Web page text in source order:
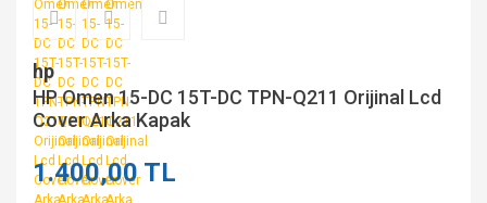
hp
HP Omen 15-DC 15T-DC TPN-Q211 Orijinal Lcd
Cover Arka Kapak
1.400,00 TL